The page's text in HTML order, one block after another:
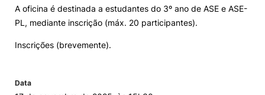
A oficina é destinada a estudantes do 3º ano de ASE e ASE-
PL, mediante inscrição (máx. 20 participantes).
Inscrições (brevemente).
Data